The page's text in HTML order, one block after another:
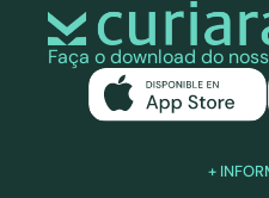
Faça o download do
+